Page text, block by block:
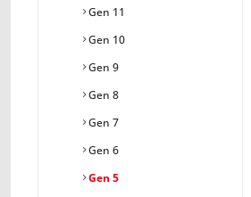
Gen 11
Gen 10
Gen 9
Gen 8
Gen 7
Gen 6
Gen 5